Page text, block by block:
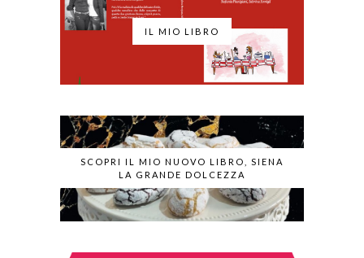
IL MIO LIBRO
SCOPRI IL MIO NUOVO LIBRO, SIENA
LA GRANDE DOLCEZZA